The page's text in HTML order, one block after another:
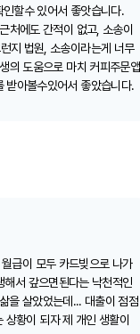
할수 있어서 좋앗습니다.
처에도 간적이 없고, 소송이
지 법원, 소송이라는게 너무
의 도움으로 마치 커피주문앱
받아볼수있어서 좋았습니다.
급이 모두 카드빚으로 나가
서 갚으면된다는 낙천적인
을 살았었는데... 대출이 점점
황이 되자 제 개인 생활이